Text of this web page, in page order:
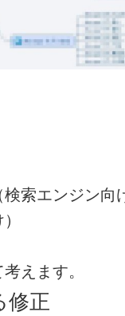
索エンジン向
えます。
修正